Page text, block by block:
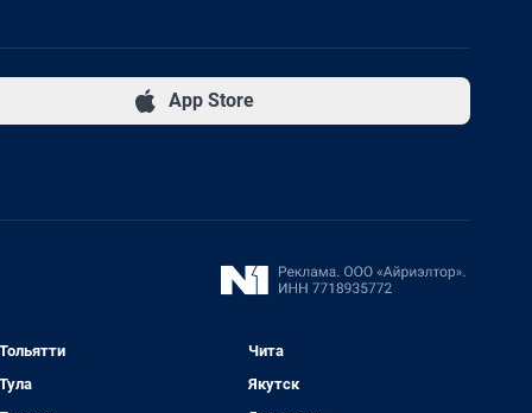
App Store
Тольятти
Тула
Чита
Якутск